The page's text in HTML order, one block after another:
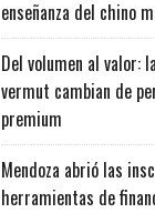
enseñanza del chino
Del volumen al valor:
vermut cambian de
premium
Mendoza abrió las
herramientas de